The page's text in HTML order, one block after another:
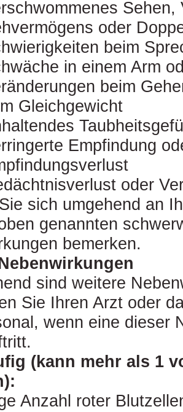
Sehen,
oder
beim
in einem Arm
beim
Gleichgewicht
Empfindung
oder
sich umgehend an
genannten
bemerken.
sind weitere
Sie Ihren Arzt oder
wenn eine dieser
(kann mehr als 1
Anzahl roter